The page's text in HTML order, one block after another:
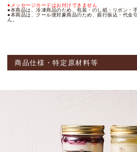
●メッセージカードはお付けできません
●本商品は、冷凍商品のため、包装・のし紙・リボン・
●本商品は、クール便対象商品のため、銀行振込・代金
ん。
商品仕様・特定原材料等